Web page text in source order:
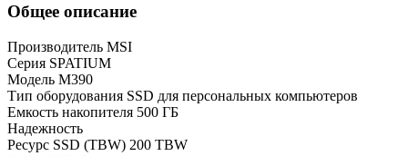
Общее описание
Производитель MSI
Серия SPATIUM
Модель M390
Тип оборудования SSD для персональных компьютеров
Емкость накопителя 500 ГБ
Надежность
Ресурс SSD (TBW) 200 TBW